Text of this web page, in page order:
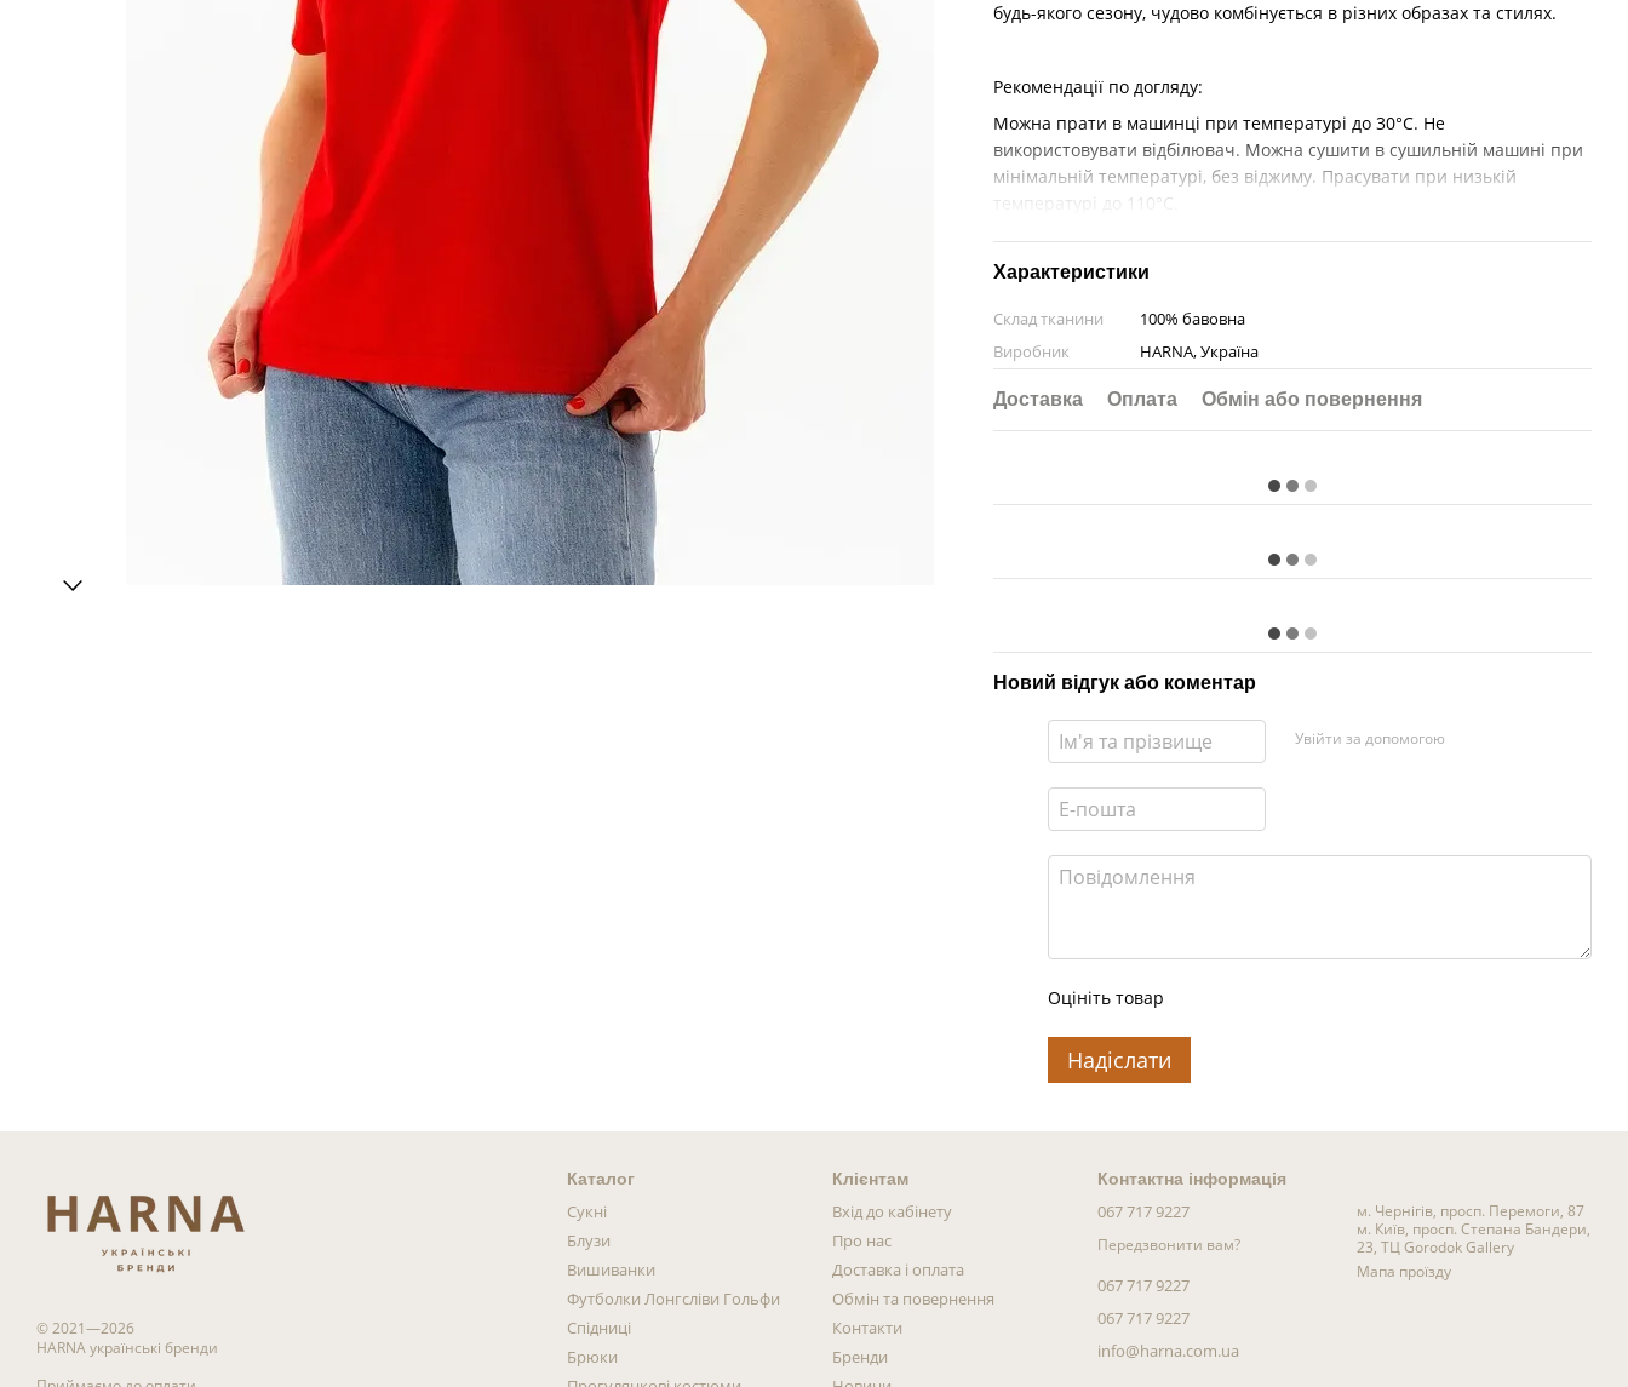
будь-якого сезону, чудово комбінується в різних образах та стилях.
Рекомендації по догляду:
Можна прати в машинці при температурі до 30°C. Не
використовувати відбілювач. Можна сушити в сушильній машині при
мінімальній температурі, без віджиму. Прасувати при низькій
температурі до 110°С.
Характеристики
Склад тканини
100% бавовна
Виробник
HARNA, Україна
Доставка Оплата Обмін або повернення
Новий відгук або коментар
Увійти за допомогою
Оцініть товар
Надіслати
© 2021—2026
HARNA українські бренди
Каталог
Сукні
Блузи
Вишиванки
Футболки Лонгсліви Гольфи
Спідниці
Брюки
Клієнтам
Вхід до кабінету
Про нас
Доставка і оплата
Обмін та повернення
Контакти
Бренди
Контактна інформація
067 717 9227
Передзвонити вам?
067 717 9227
067 717 9227
info@harna.com.ua
м. Чернігів, просп. Перемоги, 87
м. Київ, просп. Степана Бандери,
23, ТЦ Gorodok Gallery
Мапа проїзду